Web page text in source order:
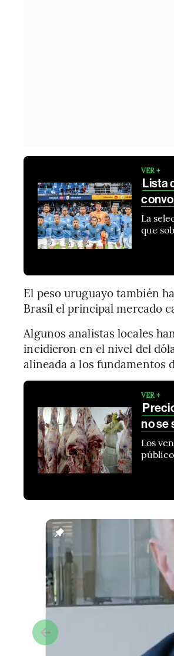
VER +
Lista
La
que
El peso uruguayo también
Brasil el principal mercado
Algunos analistas locales
incidieron en el nivel del
alineada a los fundamentos
VER +
no se
Los